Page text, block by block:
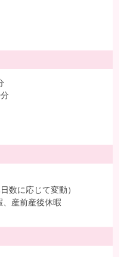
数に応じて変動）
、産前産後休暇